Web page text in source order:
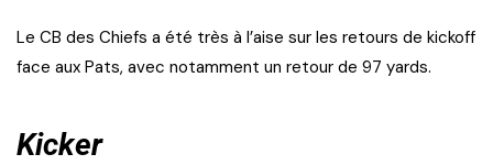
Le CB des Chiefs a été très à l’aise sur les retours de kickoff
face aux Pats, avec notamment un retour de 97 yards.
Kicker